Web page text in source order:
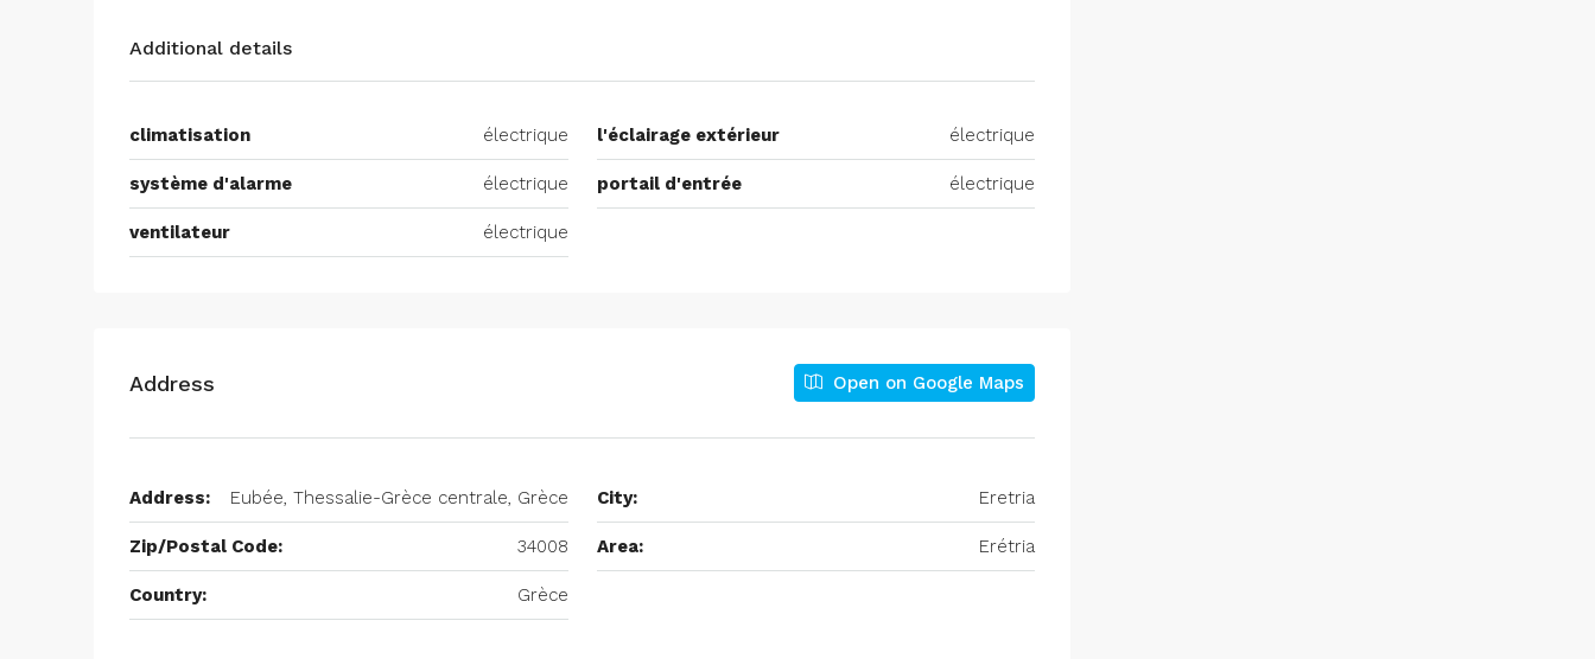
Additional details
climatisation électrique l'éclairage extérieur électrique
système d'alarme électrique portail d'entrée électrique
ventilateur électrique
Address Open on Google Maps
Address: Eubée, Thessalie-Grèce centrale, Grèce City: Eretria
Zip/Postal Code: 34008 Area: Erétria
Country: Grèce